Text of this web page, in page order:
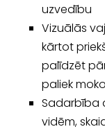
uzvedību
Vizuālās
kārtot
palīdzēt
paliek
Sadarbība
vidēm,